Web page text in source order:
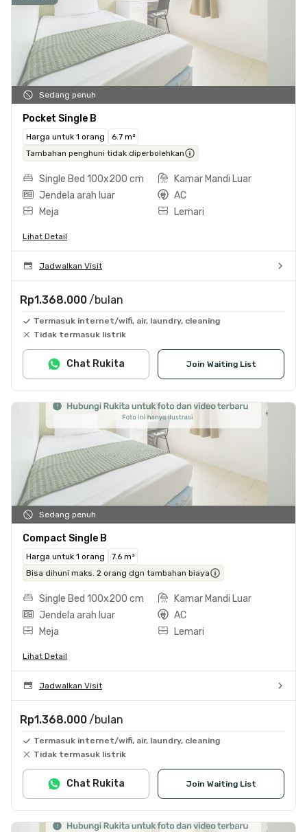
Sedang penuh
Pocket Single B
Harga untuk 1 orang
6.7 m²
Tambahan penghuni tidak diperbolehkan
Single Bed 100x200 cm
Kamar Mandi Luar
Jendela arah luar
AC
Meja
Lemari
Lihat Detail
Jadwalkan Visit
Rp1.368.000 /bulan
Termasuk internet/wifi, air, laundry, cleaning
Tidak termasuk listrik
Join Waiting List
Chat Rukita
Sedang penuh
Compact Single B
Harga untuk 1 orang
7.6 m²
Bisa dihuni maks. 2 orang dgn tambahan biaya
Single Bed 100x200 cm
Kamar Mandi Luar
Jendela arah luar
AC
Meja
Lemari
Lihat Detail
Jadwalkan Visit
Rp1.368.000 /bulan
Termasuk internet/wifi, air, laundry, cleaning
Tidak termasuk listrik
Join Waiting List
Chat Rukita